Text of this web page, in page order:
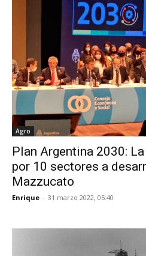
Agro
Plan Argentina 2030:
por 10 sectores a
Mazzucato
Enrique - 31 marzo 2022, 05:40